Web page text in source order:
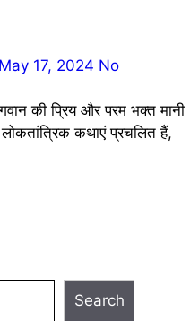
May 17, 2024 No
कथाएं प्रचलित हैं,
Search